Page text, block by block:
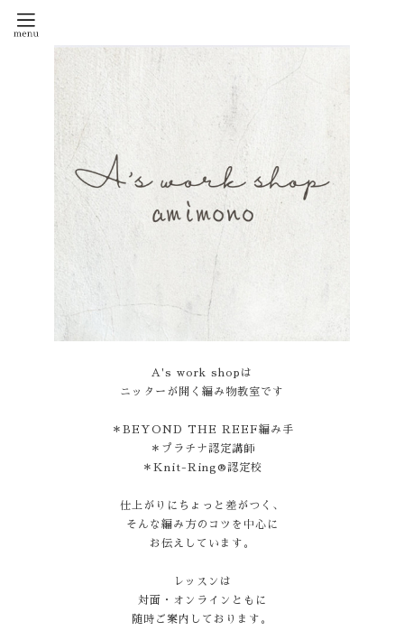
A's work shopは
ニッターが開く編み物教室です
＊BEYOND THE REEF編み手
＊プラチナ認定講師
＊Knit-Ring®認定校
仕上がりにちょっと差がつく、
そんな編み方のコツを中心に
お伝えしています。
レッスンは
対面・オンラインともに
随時ご案内しております。